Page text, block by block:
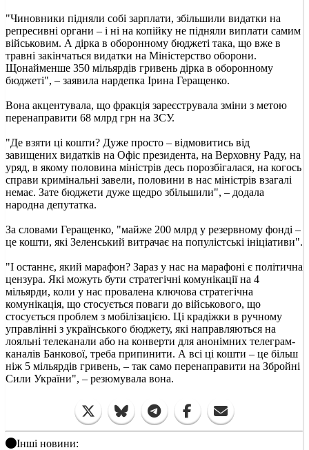
"Чиновники підняли собі зарплати, збільшили видатки на
репресивні органи – і ні на копійку не підняли виплати самим
військовим. А дірка в оборонному бюджеті така, що вже в
травні закінчаться видатки на Міністерство оборони.
Щонайменше 350 мільярдів гривень дірка в оборонному
бюджеті", – заявила нардепка Ірина Геращенко.
Вона акцентувала, що фракція зареєструвала зміни з метою
перенаправити 68 млрд грн на ЗСУ.
"Де взяти ці кошти? Дуже просто – відмовитись від
завищених видатків на Офіс президента, на Верховну Раду, на
уряд, в якому половина міністрів десь порозбігалася, на когось
справи кримінальні завели, половини в нас міністрів взагалі
немає. Зате бюджети дуже щедро збільшили", – додала
народна депутатка.
За словами Геращенко, "майже 200 млрд у резервному фонді –
це кошти, які Зеленський витрачає на популістські ініціативи".
"І останнє, який марафон? Зараз у нас на марафоні є політична
цензура. Які можуть бути стратегічні комунікації на 4
мільярди, коли у нас провалена ключова стратегічна
комунікація, що стосується поваги до військового, що
стосується проблем з мобілізацією. Ці крадіжки в ручному
управлінні з українського бюджету, які направляються на
лояльні телеканали або на конверти для анонімних телеграм-
каналів Банкової, треба припинити. А всі ці кошти – це більш
ніж 5 мільярдів гривень, – так само перенаправити на Збройні
Сили України", – резюмувала вона.
Інші новини: